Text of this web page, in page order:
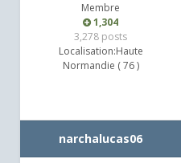
Membre
1,304
3,278 posts
Localisation:Haute
Normandie ( 76 )
narchalucas06